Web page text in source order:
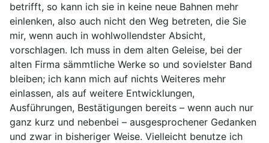
betrifft, so kann ich sie in keine neue Bahnen mehr
einlenken, also auch nicht den Weg betreten, die Sie
mir, wenn auch in wohlwollendster Absicht,
vorschlagen. Ich muss in dem alten Geleise, bei der
alten Firma sämmtliche Werke so und sovielster Band
bleiben; ich kann mich auf nichts Weiteres mehr
einlassen, als auf weitere Entwicklungen,
Ausführungen, Bestätigungen bereits – wenn auch nur
ganz kurz und nebenbei – ausgesprochener Gedanken
und zwar in bisheriger Weise. Vielleicht benutze ich